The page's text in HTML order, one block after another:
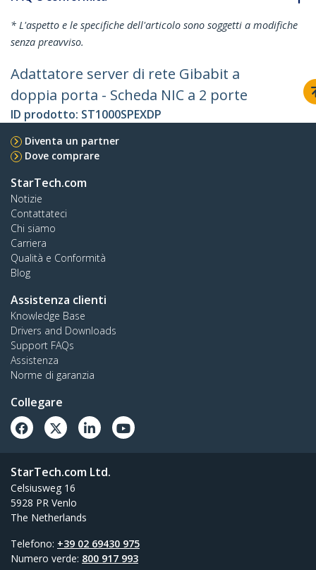
* L'aspetto e le specifiche dell'articolo sono soggetti a modifiche
senza preavviso.
Adattatore server di rete Gibabit a
doppia porta - Scheda NIC a 2 porte
ID prodotto: ST1000SPEXDP
Diventa un partner
Dove comprare
StarTech.com
Notizie
Contattateci
Chi siamo
Carriera
Qualità e Conformità
Blog
Assistenza clienti
Knowledge Base
Drivers and Downloads
Support FAQs
Assistenza
Norme di garanzia
Collegare
StarTech.com Ltd.
Celsiusweg 16
5928 PR Venlo
The Netherlands
Telefono: +39 02 69430 975
Numero verde: 800 917 993